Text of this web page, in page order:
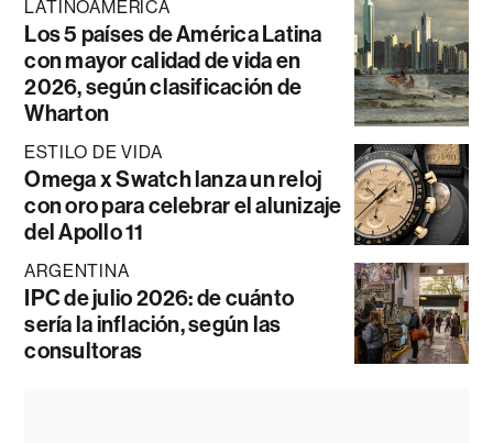
LATINOAMÉRICA
Los 5 países de América Latina
con mayor calidad de vida en
2026, según clasificación de
Wharton
ESTILO DE VIDA
Omega x Swatch lanza un reloj
con oro para celebrar el alunizaje
del Apollo 11
ARGENTINA
IPC de julio 2026: de cuánto
sería la inflación, según las
consultoras